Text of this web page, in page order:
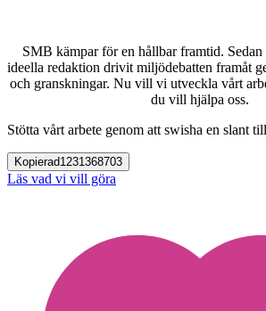
SMB kämpar för en hållbar framtid. Sedan
ideella redaktion drivit miljödebatten framåt
och granskningar. Nu vill vi utveckla vårt
du vill hjälpa oss.
Stötta vårt arbete genom att swisha en slant till
Kopierad1231368703
Läs vad vi vill göra